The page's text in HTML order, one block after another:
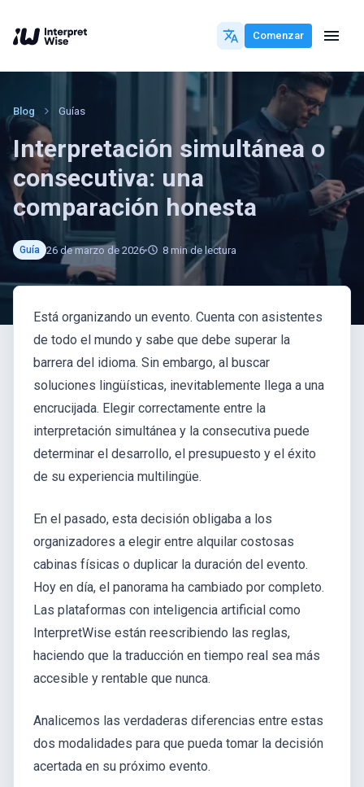
Comenzar
Blog Guías
Interpretación simultánea o
consecutiva: una
comparación honesta
Guía 26 de marzo de 2026 8 min de lectura
Está organizando un evento. Cuenta con asistentes
de todo el mundo y sabe que debe superar la
barrera del idioma. Sin embargo, al buscar
soluciones lingüísticas, inevitablemente llega a una
encrucijada. Elegir correctamente entre la
interpretación simultánea y la consecutiva puede
determinar el desarrollo, el presupuesto y el éxito
de su experiencia multilingüe.
En el pasado, esta decisión obligaba a los
organizadores a elegir entre alquilar costosas
cabinas físicas o duplicar la duración del evento.
Hoy en día, el panorama ha cambiado por completo.
Las plataformas con inteligencia artificial como
InterpretWise están reescribiendo las reglas,
haciendo que la traducción en tiempo real sea más
accesible y rentable que nunca.
Analicemos las verdaderas diferencias entre estas
dos modalidades para que pueda tomar la decisión
acertada en su próximo evento.